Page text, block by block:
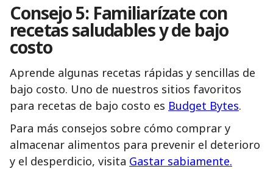
Consejo 5: Familiarízate con
recetas saludables y de bajo
costo
Aprende algunas recetas rápidas y sencillas de
bajo costo. Uno de nuestros sitios favoritos
para recetas de bajo costo es Budget Bytes.
Para más consejos sobre cómo comprar y
almacenar alimentos para prevenir el deterioro
y el desperdicio, visita Gastar sabiamente.